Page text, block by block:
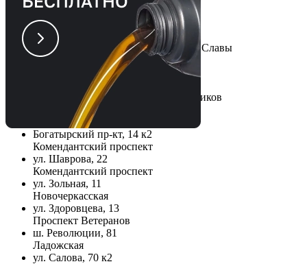
Белградская ул., 9А
Купчино, Звездная, Дунайская, Пр. Славы
1-й верхний переулок, 10
Кудрово, пр-кт Строителей, 25 с2
Улица Дыбенко, Проспект Большевиков
ул. Школьная, 85
Беговая, Старая деревня
Богатырский пр-кт, 14 к2
Комендантский проспект
ул. Шаврова, 22
Комендантский проспект
ул. Зольная, 11
Новочеркасская
ул. Здоровцева, 13
Проспект Ветеранов
ш. Революции, 81
Ладожская
ул. Салова, 70 к2